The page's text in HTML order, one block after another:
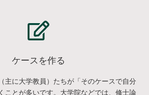
ケースを作る
主に大学教員）たちが「そのケースで自分
ことが多いです。大学院などでは、修士論